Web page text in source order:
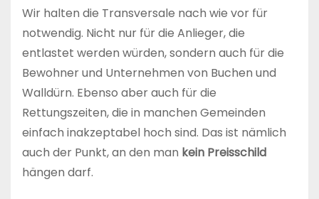
Wir halten die Transversale nach wie vor für
notwendig. Nicht nur für die Anlieger, die
entlastet werden würden, sondern auch für die
Bewohner und Unternehmen von Buchen und
Walldürn. Ebenso aber auch für die
Rettungszeiten, die in manchen Gemeinden
einfach inakzeptabel hoch sind. Das ist nämlich
auch der Punkt, an den man kein Preisschild
hängen darf.